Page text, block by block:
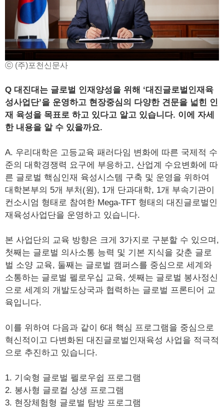
ⓒ (주)포천신문사
Q 대진대는 글로벌 인재양성을 위해 ‘대진글로벌인재육
성사업단’을 운영하고 현장중심의 다양한 견문을 넓힌 인
재 육성을 목표로 하고 있다고 알고 있습니다. 이에 자세
한 내용을 알 수 있을까요.
A. 우리대학은 고등교육 패러다임 변화에 따른 국제적 수
준의 대학경쟁력 요구에 부응하고, 산업계 수요변화에 따
른 글로벌 핵심인재 육성시스템 구축 및 운영을 위하여
대학본부의 5개 부처(원), 1개 단과대학, 1개 부속기관이
컨소시엄 형태로 참여한 Mega-TFT 형태의 대진글로벌인
재육성사업단을 운영하고 있습니다.
본 사업단의 교육 방향은 크게 3가지로 구분할 수 있으며,
첫째는 글로벌 의사소통 능력 및 기본 지식을 갖춘 글로
벌 소양 교육, 둘째는 글로벌 캠퍼스를 중심으로 세계와
소통하는 글로벌 펠로우십 교육, 셋째는 글로벌 봉사정신
으로 세계의 개발도상국과 협력하는 글로벌 프론티어 교
육입니다.
이를 위하여 다음과 같이 6대 핵심 프로그램을 중심으로
혁신적이고 다변화된 대진글로벌인재육성 사업을 적극적
으로 추진하고 있습니다.
1. 기숙형 글로벌 펠로우쉽 프로그램
2. 봉사형 글로컬 상생 프로그램
3. 현장체험형 글로벌 탐방 프로그램